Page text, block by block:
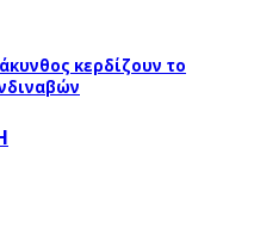
κερδίζουν το